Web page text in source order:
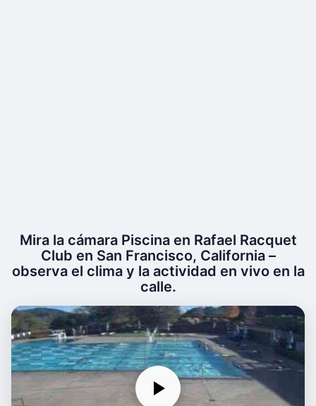
Mira la cámara Piscina en Rafael Racquet
Club en San Francisco, California –
observa el clima y la actividad en vivo en la
calle.